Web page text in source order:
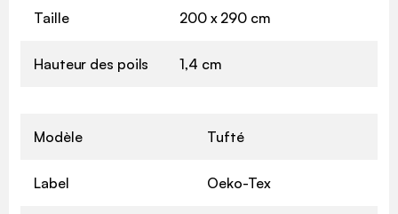
Taille 200 x 290 cm
Hauteur des poils 1,4 cm
Modèle Tufté
Label Oeko-Tex